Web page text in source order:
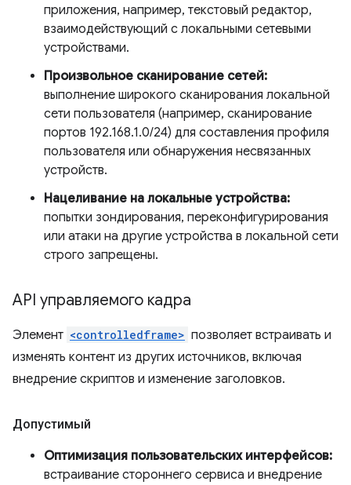
приложения, например, текстовый редактор,
взаимодействующий с локальными сетевыми
устройствами.
Произвольное сканирование сетей:
выполнение широкого сканирования локальной
сети пользователя (например, сканирование
портов 192.168.1.0/24) для составления профиля
пользователя или обнаружения несвязанных
устройств.
Нацеливание на локальные устройства:
попытки зондирования, переконфигурирования
или атаки на другие устройства в локальной сети
строго запрещены.
API управляемого кадра
Элемент <controlledframe> позволяет встраивать и
изменять контент из других источников, включая
внедрение скриптов и изменение заголовков.
Допустимый
Оптимизация пользовательских интерфейсов:
встраивание стороннего сервиса и внедрение